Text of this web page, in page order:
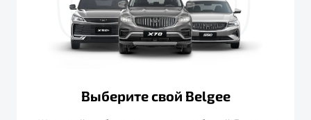
Выберите свой Belgee